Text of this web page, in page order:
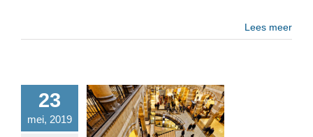
Lees meer
23
mei, 2019
Magna Plaza